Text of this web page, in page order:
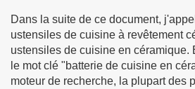
Dans la suite de ce document,
ustensiles de cuisine à revêtement
ustensiles de cuisine en céramique.
le mot clé "batterie de cuisine en
moteur de recherche, la plupart des